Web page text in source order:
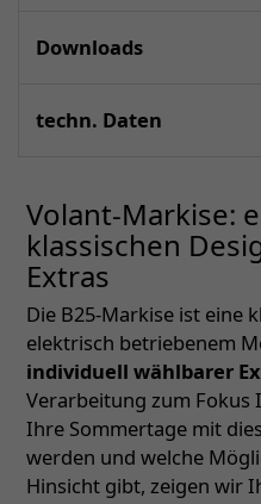
Downloads
techn. Daten
Volant-Markise:
klassischen
Extras
Die B25-Markise ist eine
elektrisch betriebenem
individuell wählbarer
Verarbeitung zum Fokus
Ihre Sommertage mit
werden und welche
Hinsicht gibt, zeigen wir